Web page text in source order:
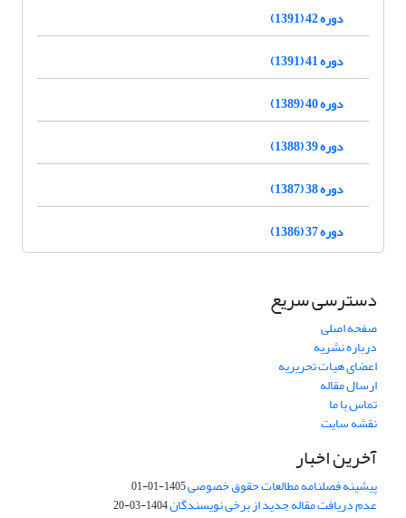
دوره 42 (1391)
دوره 41 (1391)
دوره 40 (1389)
دوره 39 (1388)
دوره 38 (1387)
دوره 37 (1386)
دسترسی سریع
صفحه اصلی
درباره نشریه
اعضای هیات تحریریه
ارسال مقاله
تماس با ما
نقشه سایت
آخرین اخبار
پیشینه فصلنامه مطالعات حقوق خصوصی1405-01-01
عدم دریافت مقاله جدید از برخی نویسندگان1404-03-20